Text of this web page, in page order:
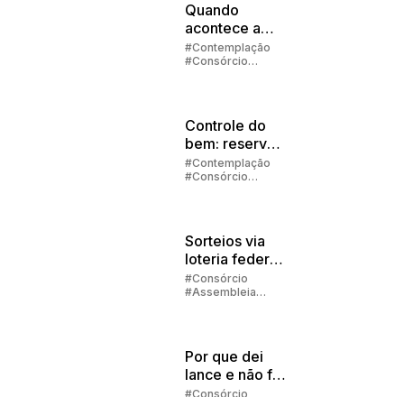
Quando
acontece a
contemplação
no consórcio?
#Contemplação
#Consórcio
Controle do
bem: reserva
de
emergência
#Contemplação
#Consórcio
Sorteios via
loteria federal:
quando
acontecem os
#Consórcio
#Assembleia
Por que dei
lance e não fui
contemplado
#Consórcio